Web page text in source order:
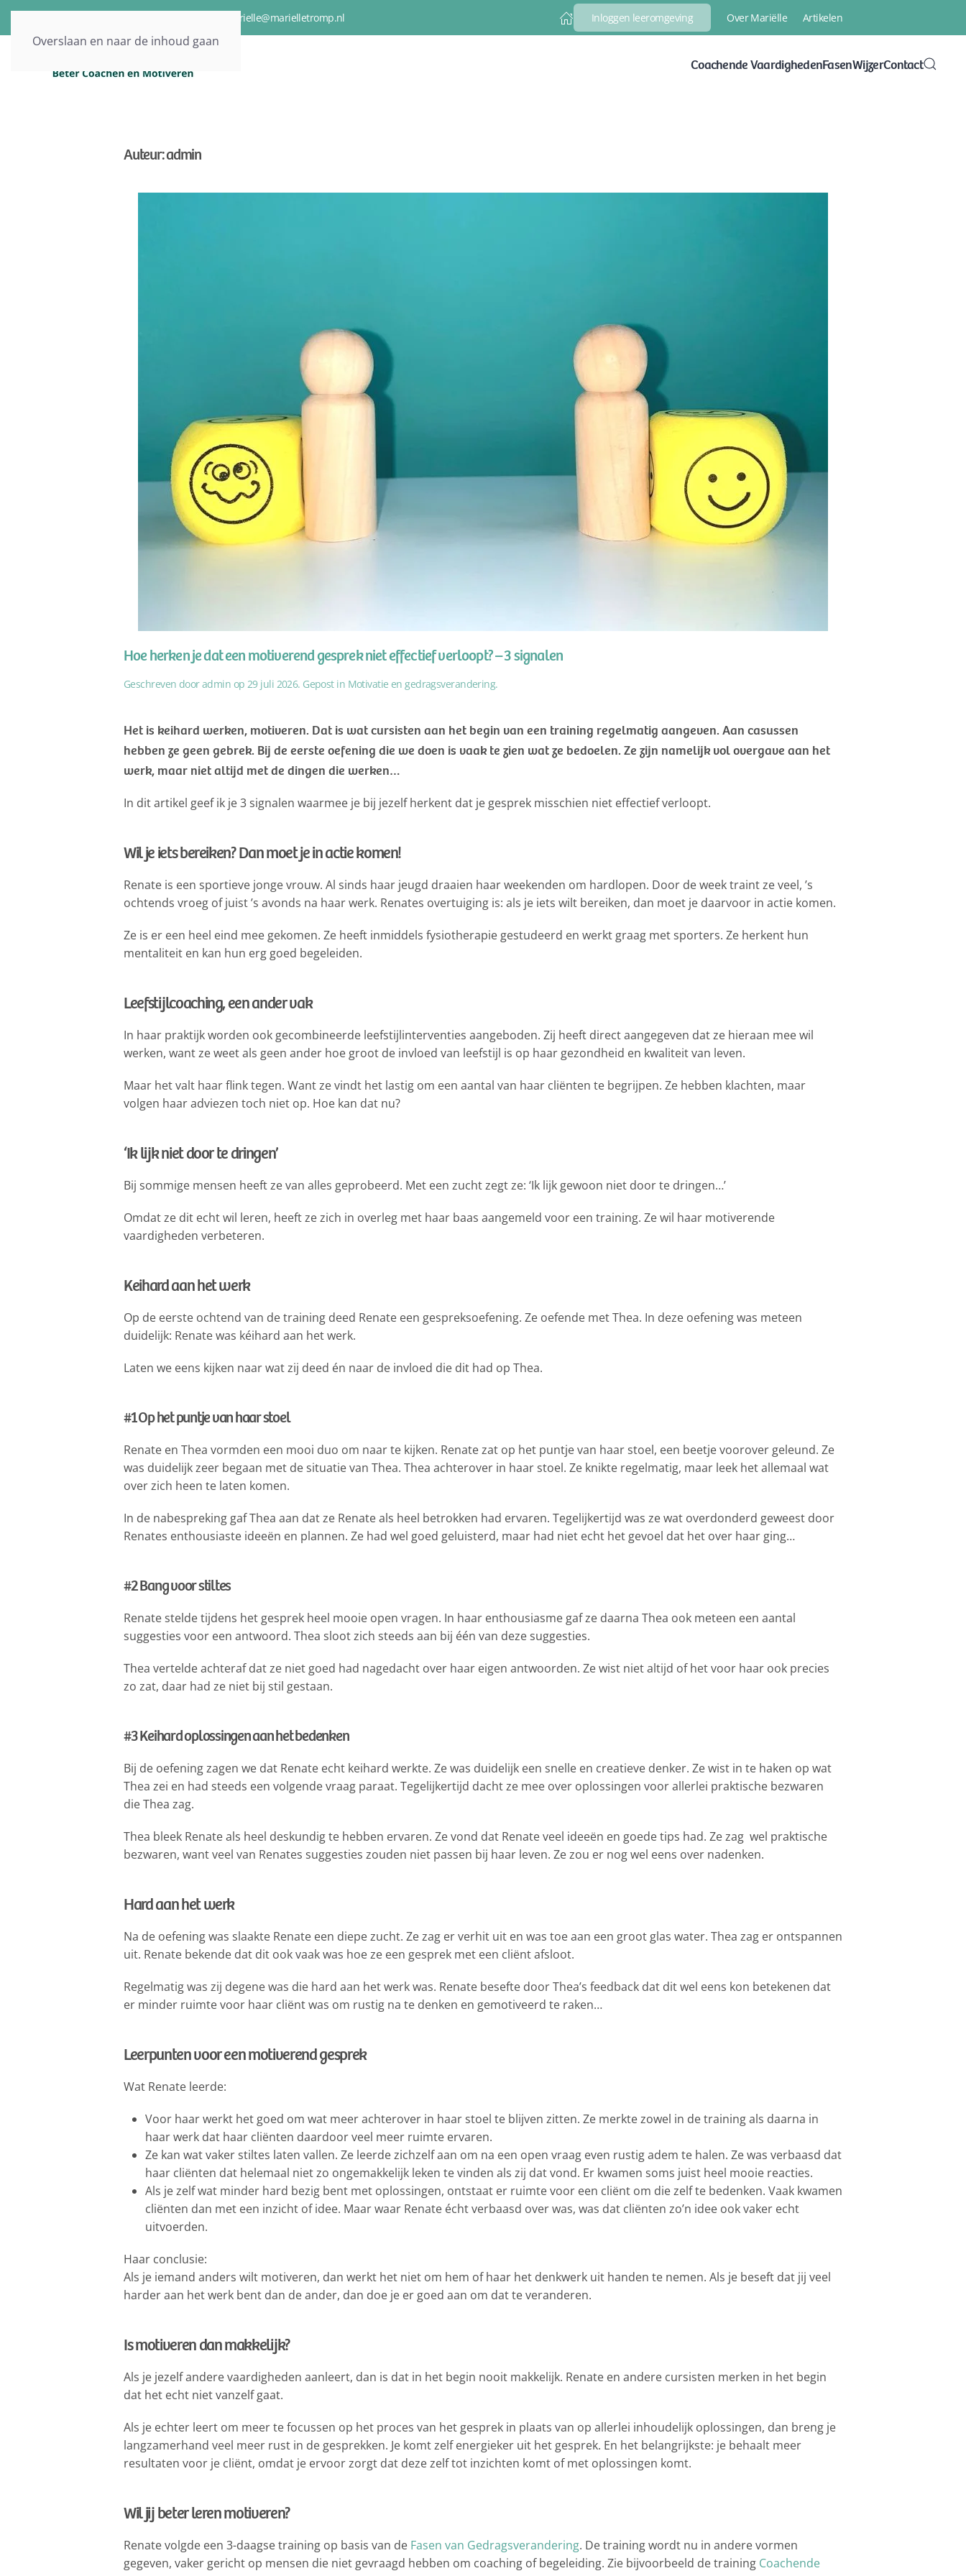
Overslaan en naar de inhoud gaan
marielle@marielletromp.nl Inloggen leeromgeving Over Mariëlle Artikelen
Coachende VaardighedenFasenWijzerContact
Auteur:admin
Hoe herken je dat een motiverend gesprek niet effectief verloopt? – 3 signalen
Geschreven dooradmin op29 juli 2026. Gepost in Motivatie en gedragsverandering.
Het is keihard werken, motiveren. Dat is wat cursisten aan het begin van een training regelmatig aangeven. Aan casussen
hebben ze geen gebrek. Bij de eerste oefening die we doen is vaak te zien wat ze bedoelen. Ze zijn namelijk vol overgave aan het
werk, maar niet altijd met de dingen die werken…
In dit artikel geef ik je 3 signalen waarmee je bij jezelf herkent dat je gesprek misschien niet effectief verloopt.
Wil je iets bereiken? Dan moet je in actie komen!
Renate is een sportieve jonge vrouw. Al sinds haar jeugd draaien haar weekenden om hardlopen. Door de week traint ze veel, ’s
ochtends vroeg of juist ’s avonds na haar werk. Renates overtuiging is: als je iets wilt bereiken, dan moet je daarvoor in actie komen.
Ze is er een heel eind mee gekomen. Ze heeft inmiddels fysiotherapie gestudeerd en werkt graag met sporters. Ze herkent hun
mentaliteit en kan hun erg goed begeleiden.
Leefstijlcoaching, een ander vak
In haar praktijk worden ook gecombineerde leefstijlinterventies aangeboden. Zij heeft direct aangegeven dat ze hieraan mee wil
werken, want ze weet als geen ander hoe groot de invloed van leefstijl is op haar gezondheid en kwaliteit van leven.
Maar het valt haar flink tegen. Want ze vindt het lastig om een aantal van haar cliënten te begrijpen. Ze hebben klachten, maar
volgen haar adviezen toch niet op. Hoe kan dat nu?
‘Ik lijk niet door te dringen’
Bij sommige mensen heeft ze van alles geprobeerd. Met een zucht zegt ze: ‘Ik lijk gewoon niet door te dringen…’
Omdat ze dit echt wil leren, heeft ze zich in overleg met haar baas aangemeld voor een training. Ze wil haar motiverende
vaardigheden verbeteren.
Keihard aan het werk
Op de eerste ochtend van de training deed Renate een gespreksoefening. Ze oefende met Thea. In deze oefening was meteen
duidelijk: Renate was kéihard aan het werk.
Laten we eens kijken naar wat zij deed én naar de invloed die dit had op Thea.
#1 Op het puntje van haar stoel
Renate en Thea vormden een mooi duo om naar te kijken. Renate zat op het puntje van haar stoel, een beetje voorover geleund. Ze
was duidelijk zeer begaan met de situatie van Thea. Thea achterover in haar stoel. Ze knikte regelmatig, maar leek het allemaal wat
over zich heen te laten komen.
In de nabespreking gaf Thea aan dat ze Renate als heel betrokken had ervaren. Tegelijkertijd was ze wat overdonderd geweest door
Renates enthousiaste ideeën en plannen. Ze had wel goed geluisterd, maar had niet echt het gevoel dat het over haar ging…
#2 Bang voor stiltes
Renate stelde tijdens het gesprek heel mooie open vragen. In haar enthousiasme gaf ze daarna Thea ook meteen een aantal
suggesties voor een antwoord. Thea sloot zich steeds aan bij één van deze suggesties.
Thea vertelde achteraf dat ze niet goed had nagedacht over haar eigen antwoorden. Ze wist niet altijd of het voor haar ook precies
zo zat, daar had ze niet bij stil gestaan.
#3 Keihard oplossingen aan het bedenken
Bij de oefening zagen we dat Renate echt keihard werkte. Ze was duidelijk een snelle en creatieve denker. Ze wist in te haken op wat
Thea zei en had steeds een volgende vraag paraat. Tegelijkertijd dacht ze mee over oplossingen voor allerlei praktische bezwaren
die Thea zag.
Thea bleek Renate als heel deskundig te hebben ervaren. Ze vond dat Renate veel ideeën en goede tips had. Ze zag wel praktische
bezwaren, want veel van Renates suggesties zouden niet passen bij haar leven. Ze zou er nog wel eens over nadenken.
Hard aan het werk
Na de oefening was slaakte Renate een diepe zucht. Ze zag er verhit uit en was toe aan een groot glas water. Thea zag er ontspannen
uit. Renate bekende dat dit ook vaak was hoe ze een gesprek met een cliënt afsloot.
Regelmatig was zij degene was die hard aan het werk was. Renate besefte door Thea’s feedback dat dit wel eens kon betekenen dat
er minder ruimte voor haar cliënt was om rustig na te denken en gemotiveerd te raken…
Leerpunten voor een motiverend gesprek
Wat Renate leerde:
Voor haar werkt het goed om wat meer achterover in haar stoel te blijven zitten. Ze merkte zowel in de training als daarna in
haar werk dat haar cliënten daardoor veel meer ruimte ervaren.
Ze kan wat vaker stiltes laten vallen. Ze leerde zichzelf aan om na een open vraag even rustig adem te halen. Ze was verbaasd dat
haar cliënten dat helemaal niet zo ongemakkelijk leken te vinden als zij dat vond. Er kwamen soms juist heel mooie reacties.
Als je zelf wat minder hard bezig bent met oplossingen, ontstaat er ruimte voor een cliënt om die zelf te bedenken. Vaak kwamen
cliënten dan met een inzicht of idee. Maar waar Renate écht verbaasd over was, was dat cliënten zo’n idee ook vaker echt
uitvoerden.
Haar conclusie:
Als je iemand anders wilt motiveren, dan werkt het niet om hem of haar het denkwerk uit handen te nemen. Als je beseft dat jij veel
harder aan het werk bent dan de ander, dan doe je er goed aan om dat te veranderen.
Is motiveren dan makkelijk?
Als je jezelf andere vaardigheden aanleert, dan is dat in het begin nooit makkelijk. Renate en andere cursisten merken in het begin
dat het echt niet vanzelf gaat.
Als je echter leert om meer te focussen op het proces van het gesprek in plaats van op allerlei inhoudelijk oplossingen, dan breng je
langzamerhand veel meer rust in de gesprekken. Je komt zelf energieker uit het gesprek. En het belangrijkste: je behaalt meer
resultaten voor je cliënt, omdat je ervoor zorgt dat deze zelf tot inzichten komt of met oplossingen komt.
Wil jij beter leren motiveren?
Renate volgde een 3-daagse training op basis van de Fasen van Gedragsverandering. De training wordt nu in andere vormen
gegeven, vaker gericht op mensen die niet gevraagd hebben om coaching of begeleiding. Zie bijvoorbeeld de training Coachende